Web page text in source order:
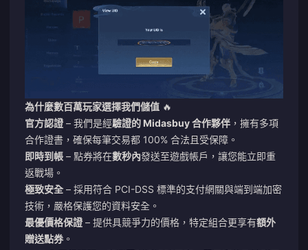
為什麼數百萬玩家選擇我們儲值 🔥
官方認證 – 我們是經驗證的 Midasbuy 合作夥伴 ，擁有多項
合作證書，確保每筆交易都 100% 合法且受保障。
即時到帳 – 點券將在數秒內發送至遊戲帳戶，讓您能立即重
返戰場。
極致安全 – 採用符合 PCI-DSS 標準的支付網關與端到端加密
技術，嚴格保護您的資料安全。
最優價格保證 – 提供具競爭力的價格，特定組合更享有額外
贈送點券。